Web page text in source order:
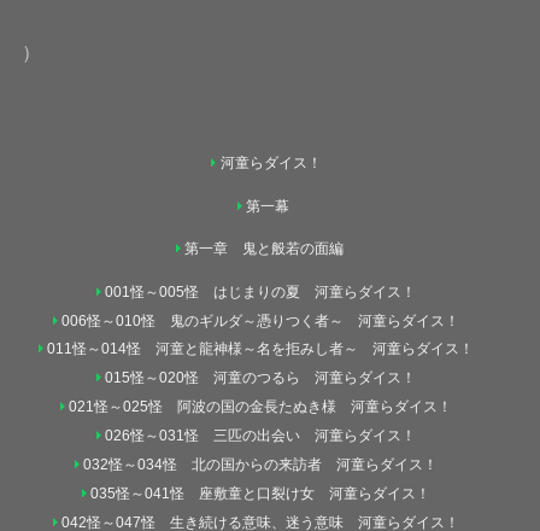
）
河童らダイス！
第一幕
第一章 鬼と般若の面編
001怪～005怪 はじまりの夏 河童らダイス！
006怪～010怪 鬼のギルダ～憑りつく者～ 河童らダイス！
011怪～014怪 河童と龍神様～名を拒みし者～ 河童らダイス！
015怪～020怪 河童のつるら 河童らダイス！
021怪～025怪 阿波の国の金長たぬき様 河童らダイス！
026怪～031怪 三匹の出会い 河童らダイス！
032怪～034怪 北の国からの来訪者 河童らダイス！
035怪～041怪 座敷童と口裂け女 河童らダイス！
042怪～047怪 生き続ける意味、迷う意味 河童らダイス！